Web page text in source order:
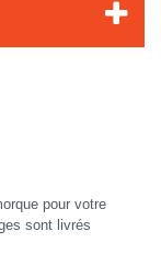
pour votre
sont livrés